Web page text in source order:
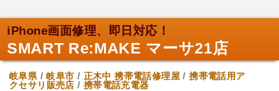
iPhone画面修理、即日対応！
SMART Re:MAKE マーサ21店
岐阜県/岐阜市 / 正木中 携帯電話修理屋/携帯電話用ア
クセサリ販売店 / 携帯電話充電器